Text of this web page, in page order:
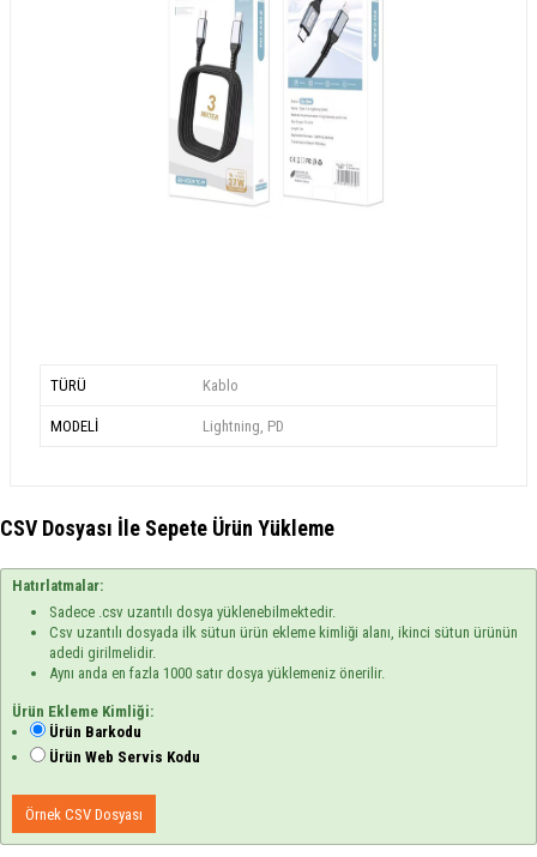
TÜRÜ Kablo
MODELİ Lightning, PD
CSV Dosyası İle Sepete Ürün Yükleme
Hatırlatmalar:
Sadece .csv uzantılı dosya yüklenebilmektedir.
Csv uzantılı dosyada ilk sütun ürün ekleme kimliği alanı, ikinci sütun ürünün
adedi girilmelidir.
Aynı anda en fazla 1000 satır dosya yüklemeniz önerilir.
Ürün Ekleme Kimliği:
Ürün Barkodu
Ürün Web Servis Kodu
Örnek CSV Dosyası